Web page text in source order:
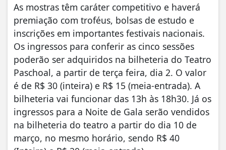
As mostras têm caráter competitivo e haverá
premiação com troféus, bolsas de estudo e
inscrições em importantes festivais nacionais.
Os ingressos para conferir as cinco sessões
poderão ser adquiridos na bilheteria do Teatro
Paschoal, a partir de terça feira, dia 2. O valor
é de R$ 30 (inteira) e R$ 15 (meia-entrada). A
bilheteria vai funcionar das 13h às 18h30. Já os
ingressos para a Noite de Gala serão vendidos
na bilheteria do teatro a partir do dia 10 de
março, no mesmo horário, sendo R$ 40